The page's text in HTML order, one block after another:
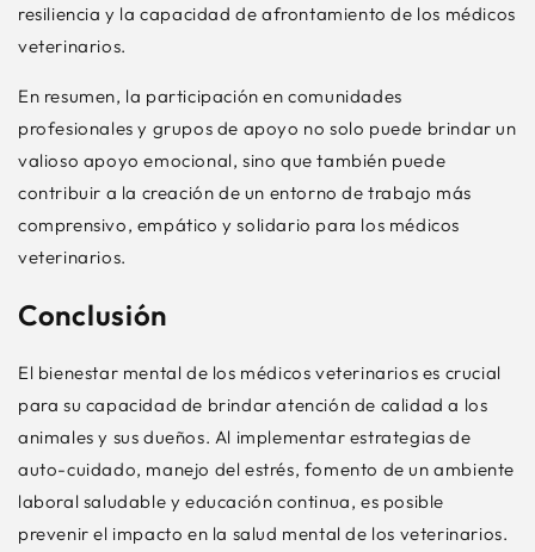
resiliencia y la capacidad de afrontamiento de los médicos
veterinarios.
En resumen, la participación en comunidades
profesionales y grupos de apoyo no solo puede brindar un
valioso apoyo emocional, sino que también puede
contribuir a la creación de un entorno de trabajo más
comprensivo, empático y solidario para los médicos
veterinarios.
Conclusión
El bienestar mental de los médicos veterinarios es crucial
para su capacidad de brindar atención de calidad a los
animales y sus dueños. Al implementar estrategias de
auto-cuidado, manejo del estrés, fomento de un ambiente
laboral saludable y educación continua, es posible
prevenir el impacto en la salud mental de los veterinarios.